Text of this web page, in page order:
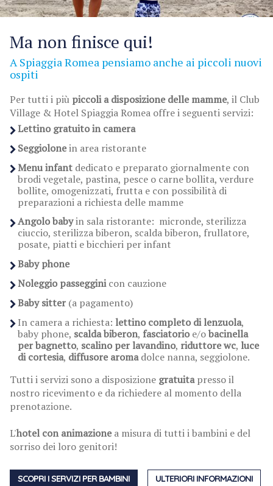
Ma non finisce qui!
A Spiaggia Romea pensiamo anche ai piccoli nuovi
ospiti
Per tutti i più piccoli a disposizione delle mamme, il Club
Village & Hotel Spiaggia Romea offre i seguenti servizi:
Lettino gratuito in camera
Seggiolonein area ristorante
Menu infant dedicato e preparato giornalmente con
brodi vegetale, pastina, pesce o carne bollita, verdure
bollite, omogenizzati, frutta e con possibilità di
preparazioni a richiesta delle mamme
Angolo babyin sala ristorante: micronde, sterilizza
ciuccio, sterilizza biberon, scalda biberon, frullatore,
posate, piatti e bicchieri per infant
Baby phone
Noleggio passegginicon cauzione
Baby sitter(a pagamento)
In camera a richiesta: lettino completo di lenzuola,
baby phone, scalda biberon, fasciatorio e/obacinella
per bagnetto, scalino per lavandino, riduttore wc, luce
di cortesia, diffusore aromadolce nanna, seggiolone.
Tutti i servizi sono a disposizione gratuitapresso il
nostro ricevimento e da richiedere al momento della
prenotazione.
L'hotel con animazionea misura di tutti i bambini e del
sorriso dei loro genitori!
SCOPRI I SERVIZI PER BAMBINI ULTERIORI INFORMAZIONI